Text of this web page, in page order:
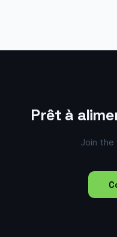
Prêt à
Join the